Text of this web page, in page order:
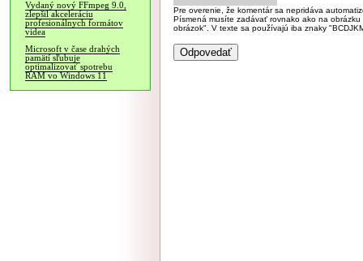
Vydaný nový FFmpeg 9.0,
zlepšil akceleráciu
profesionálnych formátov
videa
Microsoft v čase drahých
pamätí sľubuje
optimalizovať spotrebu
RAM vo Windows 11
Pre overenie, že komentár sa nepridáva
Písmená musíte zadávať rovnako ako na
obrázok". V texte sa používajú iba znaky